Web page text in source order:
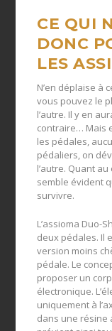
CE QUI
DONC
LES
N’en déplaise à
vous pouvez le
l’autre. Il y en
contraire… Mais
les pédales,
pédaliers, on
l’autre. Quant
semble évident
survivre.
L’assioma Duo-
deux pédales. Il
version moins
pédale. Le
proposer un
électronique.
uniquement à
dans une résine